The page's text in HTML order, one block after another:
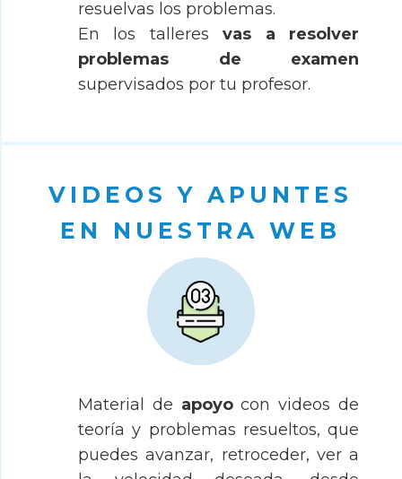
resuelvas los problemas.
En los talleresvas a resolver
problemas de examen
supervisados por tu profesor.
VIDEOS Y APUNTES
EN NUESTRA WEB
Material de apoyocon videos de
teoría y problemas resueltos, que
puedes avanzar, retroceder, ver a